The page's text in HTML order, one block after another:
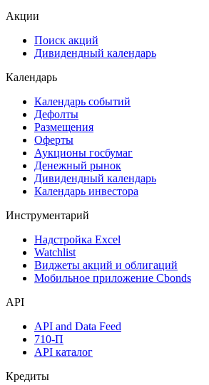
Акции
Поиск акций
Дивидендный календарь
Календарь
Календарь событий
Дефолты
Размещения
Оферты
Аукционы госбумаг
Денежный рынок
Дивидендный календарь
Календарь инвестора
Инструментарий
Надстройка Excel
Watchlist
Виджеты акций и облигаций
Мобильное приложение Cbonds
API
API and Data Feed
710-П
API каталог
Кредиты